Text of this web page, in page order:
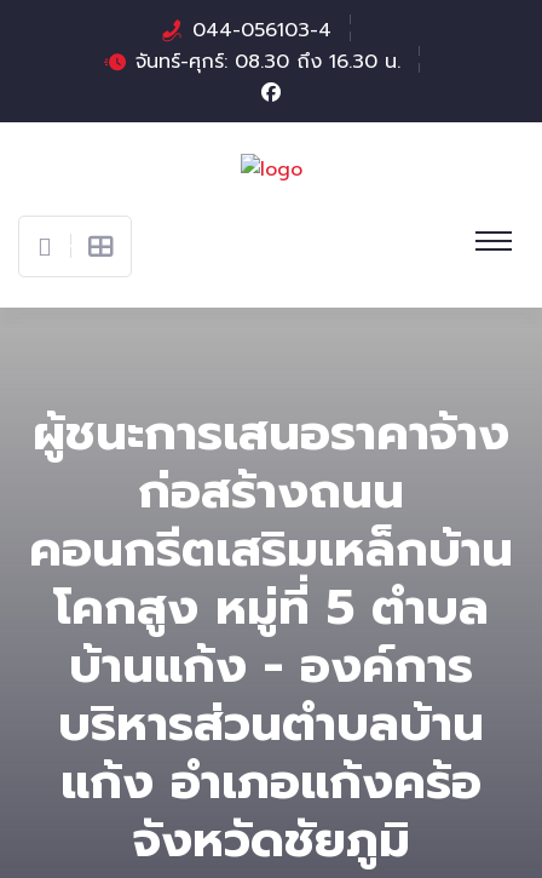
044-056103-4
จันทร์-ศุกร์: 08.30 ถึง 16.30 น.
ผู้ชนะการเสนอราคาจ้าง
ก่อสร้างถนน
คอนกรีตเสริมเหล็กบ้าน
โคกสูง หมู่ที่ 5 ตำบล
บ้านแก้ง - องค์การ
บริหารส่วนตําบลบ้าน
แก้ง อำเภอแก้งคร้อ
จังหวัดชัยภูมิ